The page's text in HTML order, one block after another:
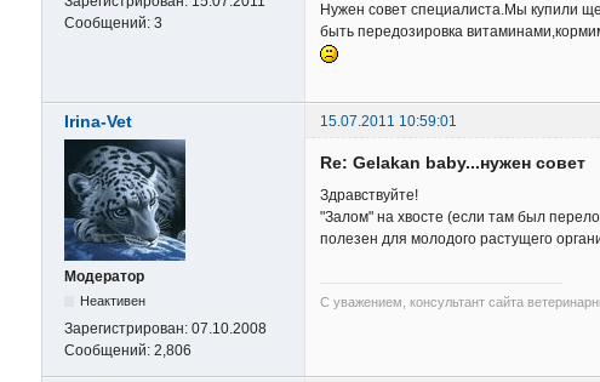
Сообщений: 3
Нужен совет специалиста.Мы купили
быть передозировка
Irina-Vet 15.07.2011 10:59:01
Модератор
Неактивен
Зарегистрирован: 07.10.2008
Сообщений: 2,806
Re: Gelakan baby...нужен совет
Здравствуйте!
"Залом" на хвосте (если там был
полезен для молодого растущего
С уважением, консультант сайта